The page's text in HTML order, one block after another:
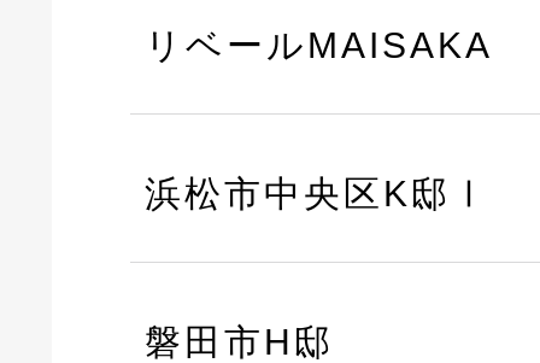
リベールMAISAKA
浜松市中央区K邸Ⅰ
磐田市H邸